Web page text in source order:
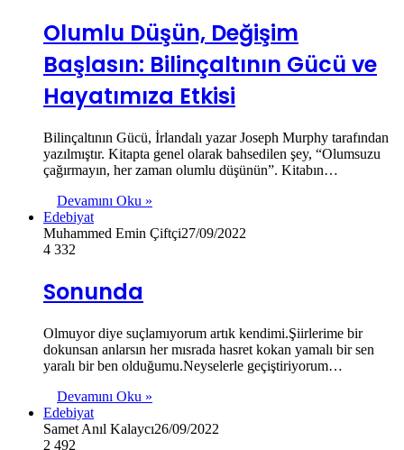
Olumlu Düşün, Değişim
Başlasın: Bilinçaltının Gücü ve
Hayatımıza Etkisi
Bilinçaltının Gücü, İrlandalı yazar Joseph Murphy tarafından
yazılmıştır. Kitapta genel olarak bahsedilen şey, “Olumsuzu
çağırmayın, her zaman olumlu düşünün”. Kitabın…
Devamını Oku »
Edebiyat
Muhammed Emin Çiftçi27/09/2022
4 332
Sonunda
Olmuyor diye suçlamıyorum artık kendimi.Şiirlerime bir
dokunsan anlarsın her mısrada hasret kokan yamalı bir sen
yaralı bir ben olduğumu.Neyselerle geçiştiriyorum…
Devamını Oku »
Edebiyat
Samet Anıl Kalaycı26/09/2022
2 492